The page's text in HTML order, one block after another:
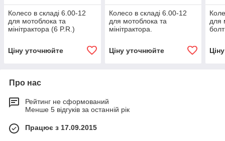
Колесо в складі 6.00-12
для мотоблока та
мінітрактора (6 P.R.)
Ціну уточнюйте
Колесо в складі 6.00-12
для мотоблока та
мінітрактора.
Ціну уточнюйте
для
Про нас
Рейтинг не сформований
Менше 5 відгуків за останній рік
Працює з 17.09.2015